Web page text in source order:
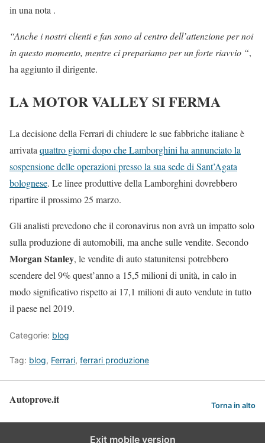
in una nota .
“Anche i nostri clienti e fan sono al centro dell’attenzione per noi
in questo momento, mentre ci prepariamo per un forte riavvio “,
ha aggiunto il dirigente.
LA MOTOR VALLEY SI FERMA
La decisione della Ferrari di chiudere le sue fabbriche italiane è
arrivataquattro giorni dopo che Lamborghini ha annunciato la
sospensione delle operazioni presso la sua sede di Sant’Agata
bolognese. Le linee produttive della Lamborghini dovrebbero
ripartire il prossimo 25 marzo.
Gli analisti prevedono che il coronavirus non avrà un impatto solo
sulla produzione di automobili, ma anche sulle vendite. Secondo
Morgan Stanley, le vendite di auto statunitensi potrebbero
scendere del 9% quest’anno a 15,5 milioni di unità, in calo in
modo significativo rispetto ai 17,1 milioni di auto vendute in tutto
il paese nel 2019.
Categorie: blog
Tag: blog, Ferrari, ferrari produzione
Autoprove.it Torna in alto
Exit mobile version